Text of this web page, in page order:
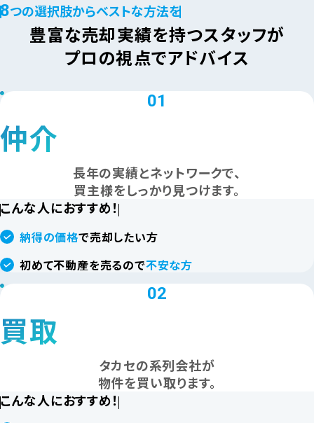
8つの選択肢からベストな方法を
豊富な売却実績を持つスタッフが
プロの視点でアドバイス
01
仲介
長年の実績とネットワークで、
買主様をしっかり見つけます。
こんな人におすすめ！
納得の価格で売却したい方
初めて不動産を売るので不安な方
02
買取
タカセの系列会社が
物件を買い取ります。
こんな人におすすめ！